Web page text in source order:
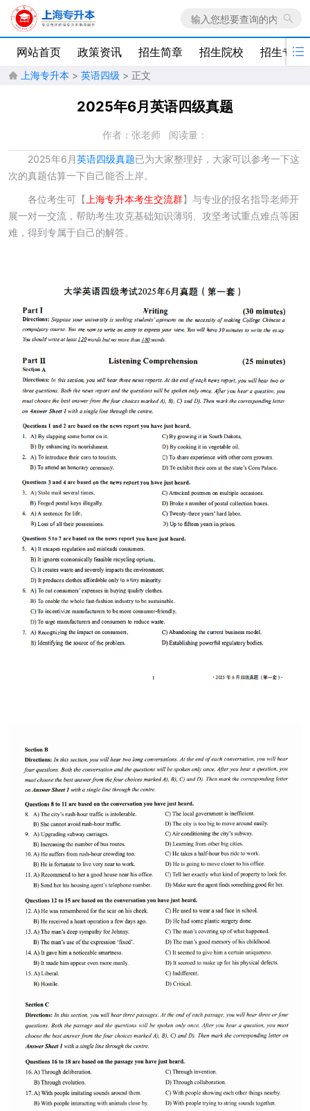
网站首页 政策资讯 招生简章 招生院校 招生专业

 上海专升本 > 英语四级 > 正文
2025年6月英语四级真题
作者：张老师 阅读量：
2025年6月英语四级真题已为大家整理好，大家可以参考一下这
次的真题估算一下自己能否上岸。
各位考生可【 上海专升本考生交流群】与专业的报名指导老师开
展一对一交流，帮助考生攻克基础知识薄弱、攻坚考试重点难点等困
难，得到专属于自己的解答。